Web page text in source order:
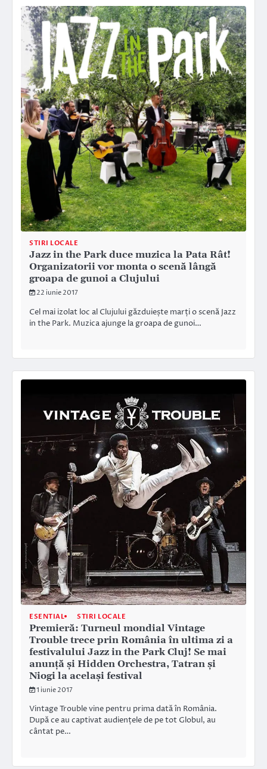
STIRI LOCALE
Jazz in the Park duce muzica la Pata Rât!
Organizatorii vor monta o scenă lângă
groapa de gunoi a Clujului
22 iunie 2017
Cel mai izolat loc al Clujului găzduiește marți o scenă Jazz
in the Park. Muzica ajunge la groapa de gunoi…
ESENTIAL STIRI LOCALE
Premieră: Turneul mondial Vintage
Trouble trece prin România în ultima zi a
festivalului Jazz in the Park Cluj! Se mai
anunță și Hidden Orchestra, Tatran și
Niogi la același festival
1 iunie 2017
Vintage Trouble vine pentru prima dată în România.
După ce au captivat audiențele de pe tot Globul, au
cântat pe…